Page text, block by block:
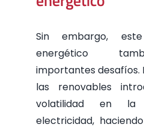
Sin embargo,
energético
importantes desafíos.
las renovables
volatilidad en la
electricidad,